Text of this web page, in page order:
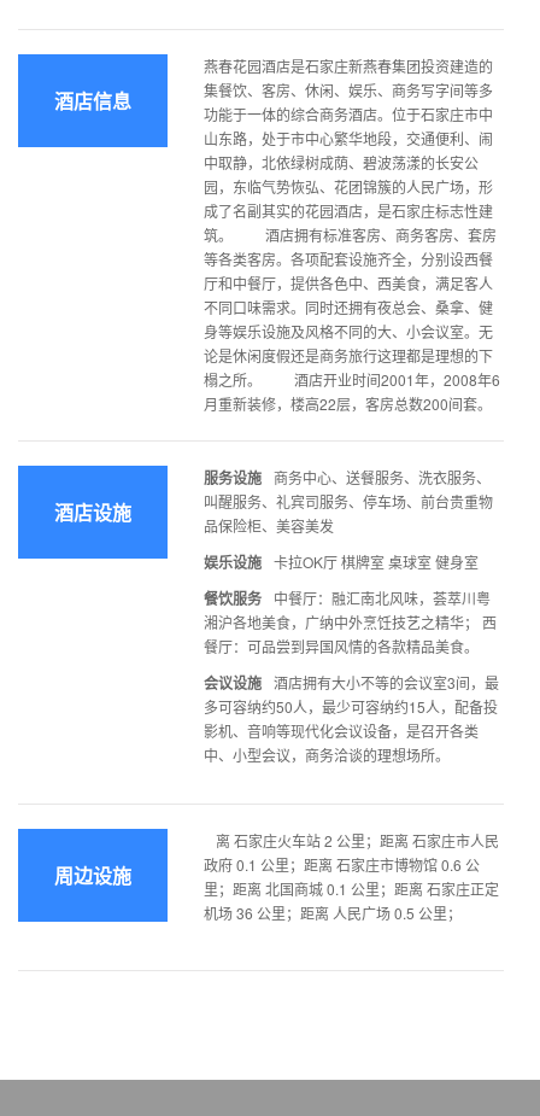
酒店信息
燕春花园酒店是石家庄新燕春集团投资建造的
集餐饮、客房、休闲、娱乐、商务写字间等多
功能于一体的综合商务酒店。位于石家庄市中
山东路，处于市中心繁华地段，交通便利、闹
中取静，北依绿树成荫、碧波荡漾的长安公
园，东临气势恢弘、花团锦簇的人民广场，形
成了名副其实的花园酒店，是石家庄标志性建
筑。 酒店拥有标准客房、商务客房、套房
等各类客房。各项配套设施齐全，分别设西餐
厅和中餐厅，提供各色中、西美食，满足客人
不同口味需求。同时还拥有夜总会、桑拿、健
身等娱乐设施及风格不同的大、小会议室。无
论是休闲度假还是商务旅行这理都是理想的下
榻之所。 酒店开业时间2001年，2008年6
月重新装修，楼高22层，客房总数200间套。
酒店设施
服务设施 商务中心、送餐服务、洗衣服务、
叫醒服务、礼宾司服务、停车场、前台贵重物
品保险柜、美容美发
娱乐设施 卡拉OK厅 棋牌室 桌球室 健身室
餐饮服务
中餐厅：融汇南北风味，荟萃川粤
湘沪各地美食，广纳中外烹饪技艺之精华； 西
餐厅：可品尝到异国风情的各款精品美食。
会议设施 酒店拥有大小不等的会议室3间，最
多可容纳约50人，最少可容纳约15人，配备投
影机、音响等现代化会议设备，是召开各类
中、小型会议，商务洽谈的理想场所。
周边设施
离 石家庄火车站 2 公里；距离 石家庄市人民
政府 0.1 公里；距离 石家庄市博物馆 0.6 公
里；距离 北国商城 0.1 公里；距离 石家庄正定
机场 36 公里；距离 人民广场 0.5 公里；